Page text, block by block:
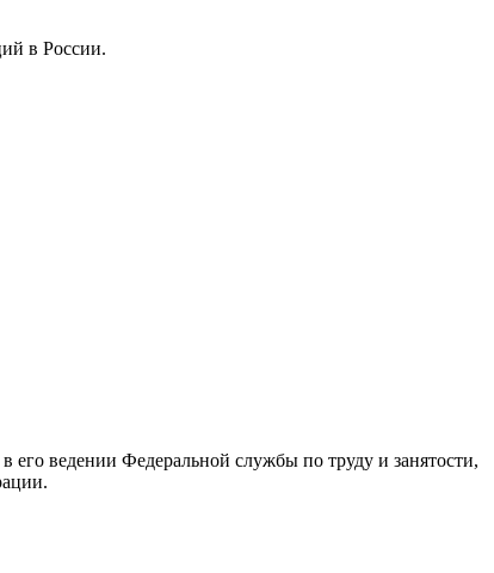
в России.
его ведении Федеральной службы по труду и занятости,